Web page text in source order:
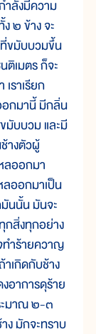
ำลังมีความ
๒ ข้าง จะ
ที่ขมับบวมขึ้น
เมตร ก็จะ
ราเรียก
กมานี้ มีกลิ่น
มับบวม และมี
างตัวผู้
ลออกมา
ออกมาเป็น
นนั้น มันจะ
กสิ่งทุกอย่าง
ทำร้ายควาญ
เกิดกับช้าง
อาการดุร้าย
ะมาณ ๒-๓
ง มักจะทราบ